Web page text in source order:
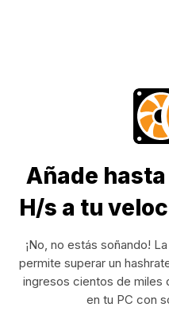
Añade
H/s a tu
¡No, no estás soñando!
permite superar un
ingresos cientos de miles
en tu PC con